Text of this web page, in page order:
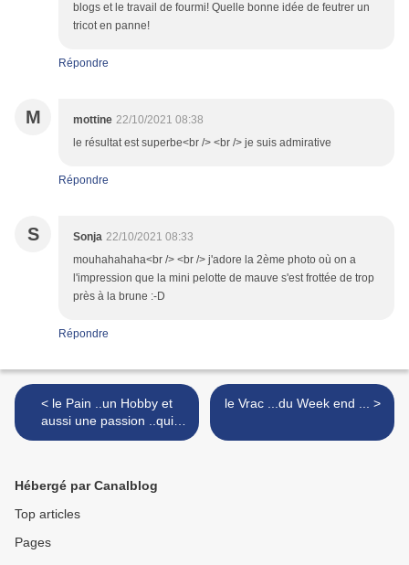
blogs et le travail de fourmi! Quelle bonne idée de feutrer un
tricot en panne!
Répondre
M mottine 22/10/2021 08:38
le résultat est superbe<br /> <br /> je suis admirative
Répondre
S Sonja 22/10/2021 08:33
mouhahahaha<br /> <br /> j'adore la 2ème photo où on a
l'impression que la mini pelotte de mauve s'est frottée de trop
près à la brune :-D
Répondre
< le Pain ..un Hobby et
aussi une passion ..qui
nourrit !
le Vrac ...du Week end ... >
Hébergé par Canalblog
Top articles
Pages